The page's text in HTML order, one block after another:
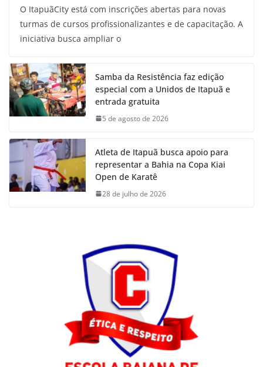
O ItapuãCity está com inscrições abertas para novas
turmas de cursos profissionalizantes e de capacitação. A
iniciativa busca ampliar o
Samba da Resistência faz edição
especial com a Unidos de Itapuã e
entrada gratuita
5 de agosto de 2026
Atleta de Itapuã busca apoio para
representar a Bahia na Copa Kiai
Open de Karatê
28 de julho de 2026